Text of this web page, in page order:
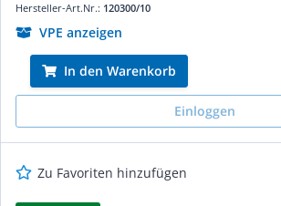
Hersteller-Art.Nr.: 120300/10
VPE anzeigen
In den Warenkorb
Einloggen
Zu Favoriten hinzufügen